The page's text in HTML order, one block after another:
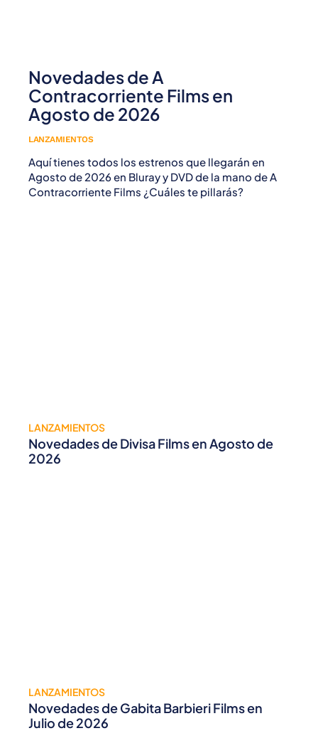
Novedades de A
Contracorriente Films en
Agosto de 2026
LANZAMIENTOS
Aquí tienes todos los estrenos que llegarán en
Agosto de 2026 en Bluray y DVD de la mano de A
Contracorriente Films ¿Cuáles te pillarás?
LANZAMIENTOS
Novedades de Divisa Films en Agosto de
2026
LANZAMIENTOS
Novedades de Gabita Barbieri Films en
Julio de 2026